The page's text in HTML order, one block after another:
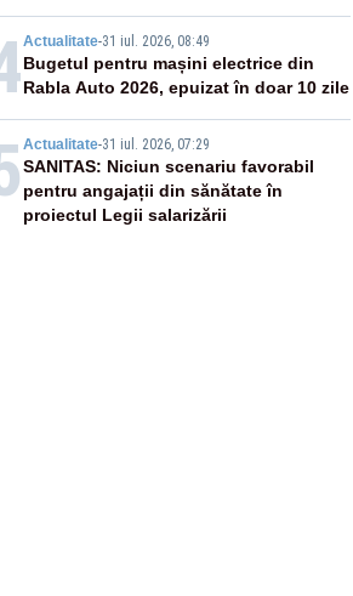
plată
Actualitate-31 iul. 2026, 08:49
Bugetul pentru mașini electrice din
Rabla Auto 2026, epuizat în doar 10 zile
Actualitate-31 iul. 2026, 07:29
SANITAS: Niciun scenariu favorabil
pentru angajații din sănătate în
proiectul Legii salarizării